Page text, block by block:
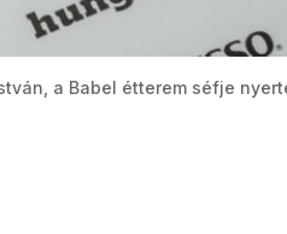
a Babel étterem séfje